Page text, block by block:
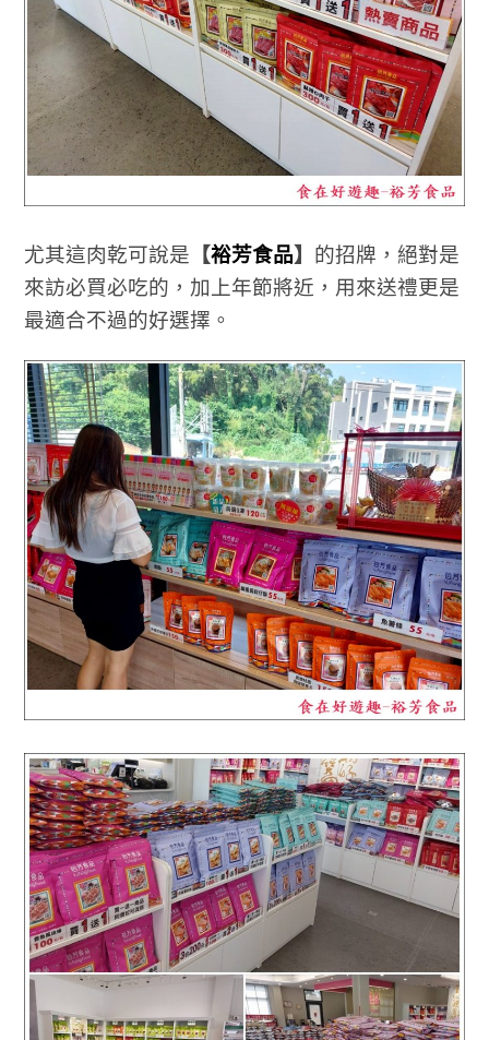
尤其這肉乾可說是 【裕芳食品】 的招牌，絕對是
來訪必買必吃的，加上年節將近，用來送禮更是
最適合不過的好選擇。